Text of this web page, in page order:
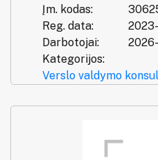
Įm. kodas:
Reg. data:
Darbotojai:
Kategorijos:
Verslo valdymo